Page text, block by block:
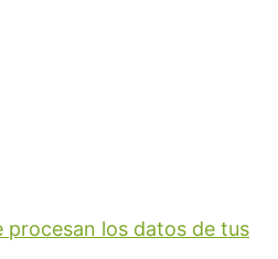
procesan los datos de tus